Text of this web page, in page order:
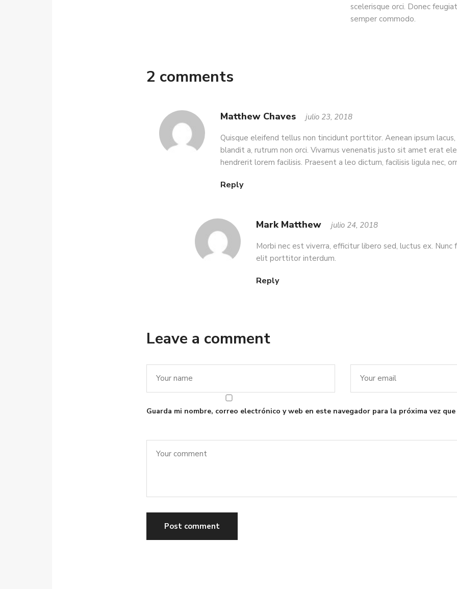
scelerisque orci. Donec
semper commodo.
2 comments
Matthew Chaves julio 23, 2018
Reply
Quisque eleifend tellus non tincidunt porttitor. Aenean ipsum
blandit a, rutrum non orci. Vivamus venenatis justo sit amet erat
hendrerit lorem facilisis. Praesent a leo dictum, facilisis ligula nec,
Mark Matthew julio 24, 2018
Reply
Morbi nec est viverra, efficitur libero sed, luctus ex. Nunc
elit porttitor interdum.
Leave a comment
Guarda mi nombre, correo electrónico y web en este navegador para la próxima vez